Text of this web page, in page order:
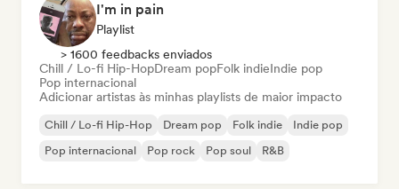
I'm in pain
Playlist
> 1600 feedbacks enviados
Chill / Lo-fi Hip-HopDream popFolk indieIndie pop
Pop internacional
Adicionar artistas às minhas playlists de maior impacto
Chill / Lo-fi Hip-Hop Dream pop Folk indie
Indie pop
Pop internacional
Pop rock Pop soul R&B